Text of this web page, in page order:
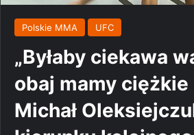
Polskie MMA UFC
„Byłaby ciekawa
obaj mamy ciężkie
Michał